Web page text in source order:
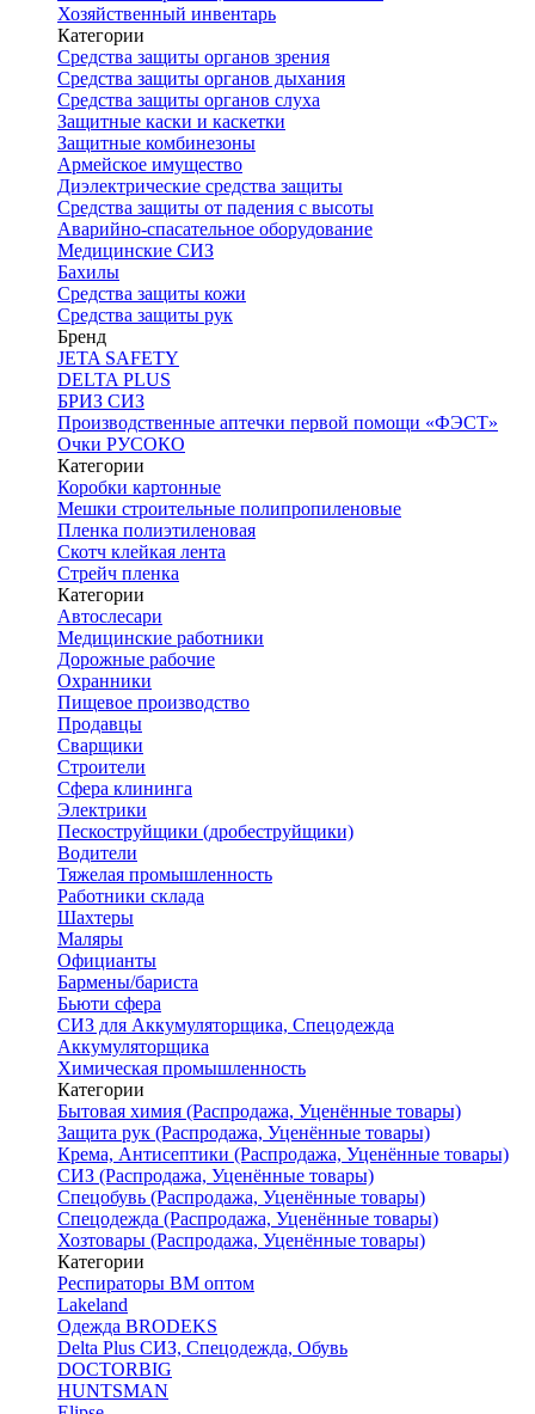
Хозяйственный инвентарь
Категории
Средства защиты органов зрения
Средства защиты органов дыхания
Средства защиты органов слуха
Защитные каски и каскетки
Защитные комбинезоны
Армейское имущество
Диэлектрические средства защиты
Средства защиты от падения с высоты
Аварийно-спасательное оборудование
Медицинские СИЗ
Бахилы
Средства защиты кожи
Средства защиты рук
Бренд
JETA SAFETY
DELTA PLUS
БРИЗ СИЗ
Производственные аптечки первой помощи «ФЭСТ»
Очки РУСОКО
Категории
Коробки картонные
Мешки строительные полипропиленовые
Пленка полиэтиленовая
Скотч клейкая лента
Стрейч пленка
Категории
Автослесари
Медицинские работники
Дорожные рабочие
Охранники
Пищевое производство
Продавцы
Сварщики
Строители
Сфера клининга
Электрики
Пескоструйщики (дробеструйщики)
Водители
Тяжелая промышленность
Работники склада
Шахтеры
Маляры
Официанты
Бармены/бариста
Бьюти сфера
СИЗ для Аккумуляторщика, Спецодежда
Аккумуляторщика
Химическая промышленность
Категории
Бытовая химия (Распродажа, Уценённые товары)
Защита рук (Распродажа, Уценённые товары)
Крема, Антисептики (Распродажа, Уценённые товары)
СИЗ (Распродажа, Уценённые товары)
Спецобувь (Распродажа, Уценённые товары)
Спецодежда (Распродажа, Уценённые товары)
Хозтовары (Распродажа, Уценённые товары)
Категории
Респираторы ВМ оптом
Lakeland
Одежда BRODEKS
Delta Plus СИЗ, Спецодежда, Обувь
DOCTORBIG
HUNTSMAN